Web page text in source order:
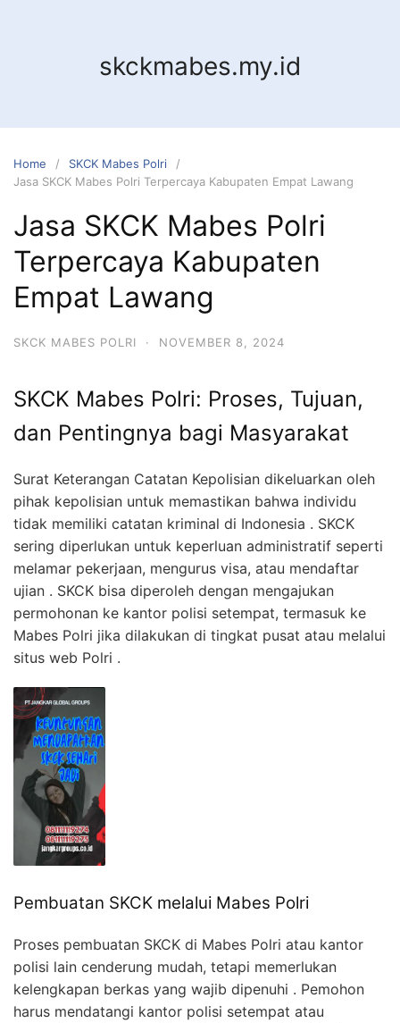
skckmabes.my.id
Home
SKCK Mabes Polri
Jasa SKCK Mabes Polri Terpercaya Kabupaten Empat Lawang
Jasa SKCK Mabes Polri
Terpercaya Kabupaten
Empat Lawang
SKCK MABES POLRI · NOVEMBER 8, 2024
SKCK Mabes Polri: Proses, Tujuan,
dan Pentingnya bagi Masyarakat
Surat Keterangan Catatan Kepolisian dikeluarkan oleh
pihak kepolisian untuk memastikan bahwa individu
tidak memiliki catatan kriminal di Indonesia . SKCK
sering diperlukan untuk keperluan administratif seperti
melamar pekerjaan, mengurus visa, atau mendaftar
ujian . SKCK bisa diperoleh dengan mengajukan
permohonan ke kantor polisi setempat, termasuk ke
Mabes Polri jika dilakukan di tingkat pusat atau melalui
situs web Polri .
Pembuatan SKCK melalui Mabes Polri
Proses pembuatan SKCK di Mabes Polri atau kantor
polisi lain cenderung mudah, tetapi memerlukan
kelengkapan berkas yang wajib dipenuhi . Pemohon
harus mendatangi kantor polisi setempat atau